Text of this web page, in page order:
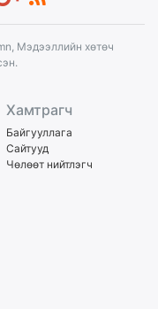
Мэдээллийн хөтөч
Хамтрагч
Байгууллага
Сайтууд
Чөлөөт нийтлэгч